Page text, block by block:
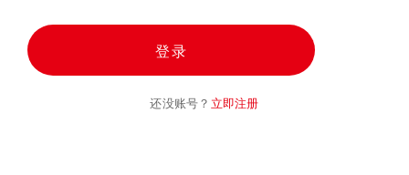
登录
还没账号？ 立即注册